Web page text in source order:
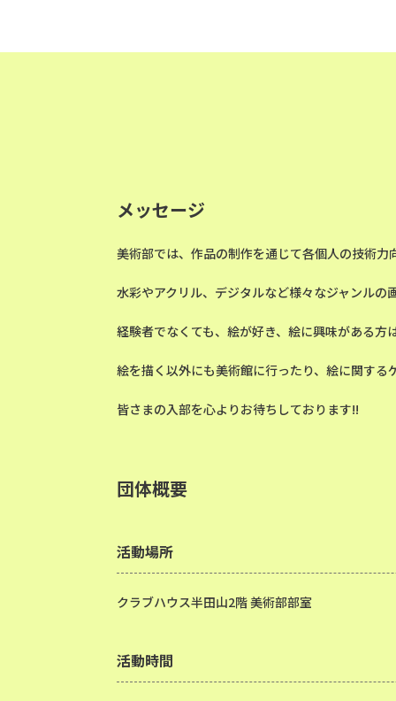
メッセージ
美術部では、作品の制作を通じて各個人の技術
水彩やアクリル、デジタルなど様々なジャンル
経験者でなくても、絵が好き、絵に興味がある方
絵を描く以外にも美術館に行ったり、絵に関す
皆さまの入部を心よりお待ちしております!!
団体概要
活動場所
クラブハウス半田山2階 美術部部室
活動時間